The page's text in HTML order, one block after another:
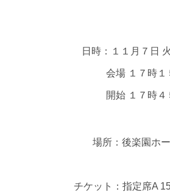
日時：１１月７日
会場 １７時１
開始 １７時４
場所：後楽園ホ
チケット：指定席A